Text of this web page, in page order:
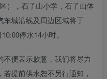
），石子山小学，石子山体
车城沿线及周边区域将于
停水14小时。
便表示歉意，我们将尽力
提前供水恕不另行通知，